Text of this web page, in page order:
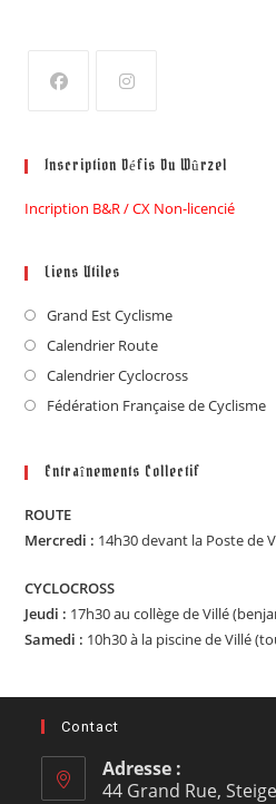
Inscription Défis Du Wûrzel
Incription B&R / CX Non-licencié
Liens Utiles
Grand Est Cyclisme
Calendrier Route
Calendrier Cyclocross
Fédération Française de Cyclisme
Entraînements Collectif
ROUTE
Mercredi : 14h30 devant la Poste de
CYCLOCROSS
Jeudi : 17h30 au collège de Villé
Samedi : 10h30 à la piscine de Villé
Contact
Adresse :
44 Grand Rue, Steige